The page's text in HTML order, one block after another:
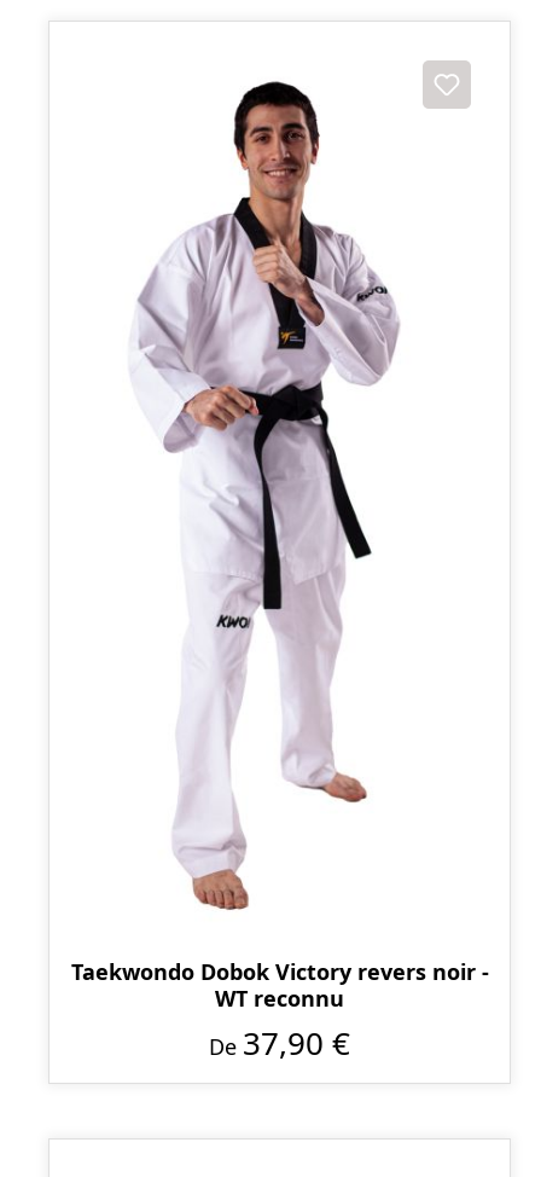
Taekwondo Dobok Victory revers noir -
WT reconnu
De 37,90 €